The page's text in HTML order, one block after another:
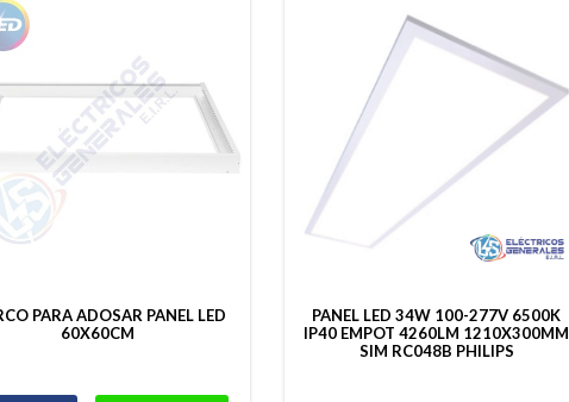
PARA ADOSAR PANEL LED
60X60CM
PANEL LED 34W 100-277V 6500K
IP40 EMPOT 4260LM 1210X300MM
SIM RC048B PHILIPS